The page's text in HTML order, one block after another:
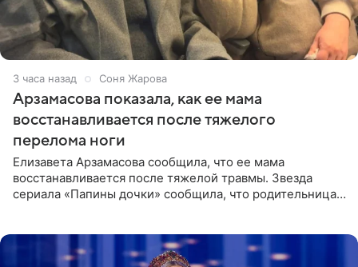
3 часа назад Соня Жарова
Арзамасова показала, как ее мама
восстанавливается после тяжелого
перелома ноги
Елизавета Арзамасова сообщила, что ее мама
восстанавливается после тяжелой травмы. Звезда
сериала «Папины дочки» сообщила, что родительница